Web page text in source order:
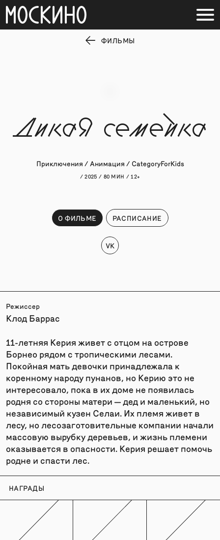
ФИЛЬМЫ
Дикая семейка
Приключения / Анимация / CategoryForKids
/ 2025 / 80 МИН / 12+
О ФИЛЬМЕ РАСПИСАНИЕ
VK
Режиссер
Клод Баррас
11-летняя Керия живет с отцом на острове
Борнео рядом с тропическими лесами.
Покойная мать девочки принадлежала к
коренному народу пунанов, но Керию это не
интересовало, пока в их доме не появилась
родня со стороны матери — дед и маленький, но
независимый кузен Селаи. Их племя живет в
лесу, но лесозаготовительные компании начали
массовую вырубку деревьев, и жизнь племени
оказывается в опасности. Керия решает помочь
родне и спасти лес.
НАГРАДЫ